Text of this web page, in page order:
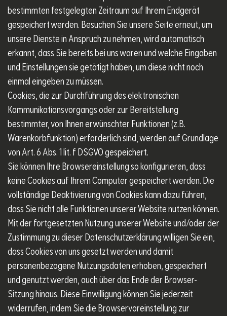
bestimmten festgelegten Zeitraum auf Ihrem Endgerät
gespeichert werden. Besuchen Sie unsere Seite erneut, um
unsere Dienste in Anspruch zu nehmen, wird automatisch
erkannt, dass Sie bereits bei uns waren und welche Eingaben
und Einstellungen sie getätigt haben, um diese nicht noch
einmal eingeben zu müssen.
Cookies, die zur Durchführung des elektronischen
Kommunikationsvorgangs oder zur Bereitstellung
bestimmter, von Ihnen erwünschter Funktionen (z.B.
Warenkorbfunktion) erforderlich sind, werden auf Grundlage
von Art. 6 Abs. 1 lit. f DSGVO gespeichert.
Sie können Ihre Browsereinstellung so konfigurieren, dass
keine Cookies auf Ihrem Computer gespeichert werden. Die
vollständige Deaktivierung von Cookies kann dazu führen,
dass Sie nicht alle Funktionen unserer Website nutzen können.
Mit der fortgesetzten Nutzung unserer Website und/oder der
Zustimmung zu dieser Datenschutzerklärung willigen Sie ein,
dass Cookies von uns gesetzt werden und damit
personenbezogene Nutzungsdaten erhoben, gespeichert
und genutzt werden, auch über das Ende der Browser-
Sitzung hinaus. Diese Einwilligung können Sie jederzeit
widerrufen, indem Sie die Browservoreinstellung zur